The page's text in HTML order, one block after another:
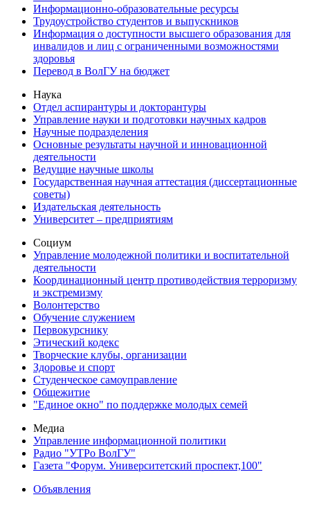
Информационно-образовательные ресурсы
Трудоустройство студентов и выпускников
Информация о доступности высшего образования для
инвалидов и лиц с ограниченными возможностями
здоровья
Перевод в ВолГУ на бюджет
Наука
Отдел аспирантуры и докторантуры
Управление науки и подготовки научных кадров
Научные подразделения
Основные результаты научной и инновационной
деятельности
Ведущие научные школы
Государственная научная аттестация (диссертационные
советы)
Издательская деятельность
Университет – предприятиям
Социум
Управление молодежной политики и воспитательной
деятельности
Координационный центр противодействия терроризму
и экстремизму
Волонтерство
Обучение служением
Первокурснику
Этический кодекс
Творческие клубы, организации
Здоровье и спорт
Студенческое самоуправление
Общежитие
"Единое окно" по поддержке молодых семей
Медиа
Управление информационной политики
Радио "УТРо ВолГУ"
Газета "Форум. Университетский проспект,100"
Объявления